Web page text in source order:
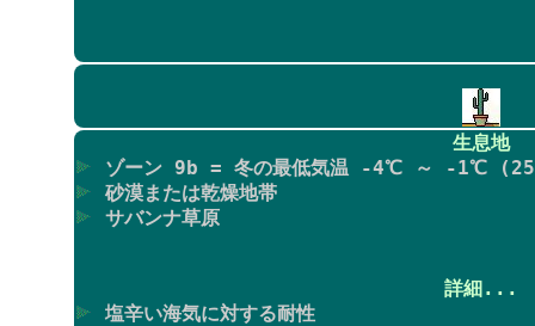
生息地
ゾーン 9b = 冬の最低気温 -4℃ ～ -1℃
砂漠または乾燥地帯
サバンナ草原
詳細...
塩辛い海気に対する耐性